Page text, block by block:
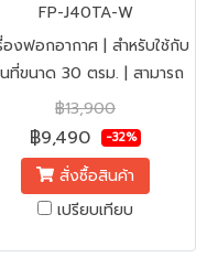
FP-J40TA-W
องฟอกอากาศ | สำหรับใช้กับ
ที่ขนาด 30 ตรม. | สามารถ
ฆ่าเชื้อโรค เชื้อรา เชื้อแบคทีเรีย
เชื้อไข้หวัดนก H5N1 ฝุ่นขนาด
เล็กมาก PM 0.3 Micron
฿13,900
฿9,490 -32%
สั่งซื้อสินค้า
เปรียบเทียบ